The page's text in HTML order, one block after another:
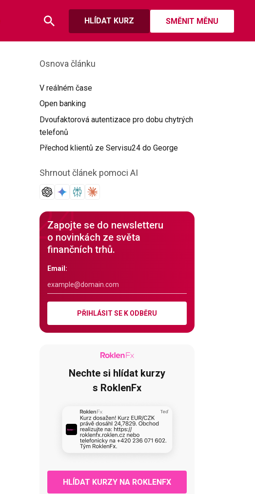
HLÍDAT KURZ SMĚNIT MĚNU
Osnova článku
V reálném čase
Open banking
Dvoufaktorová autentizace pro dobu chytrých
telefonů
Přechod klientů ze Servisu24 do George
Shrnout článek pomoci AI
Zapojte se do newsletteru
o novinkách ze světa
finančních trhů.
Email:
PŘIHLÁSIT SE K ODBĚRU
Nechte si hlídat kurzy
s RoklenFx
HLÍDAT KURZY NA ROKLENFX